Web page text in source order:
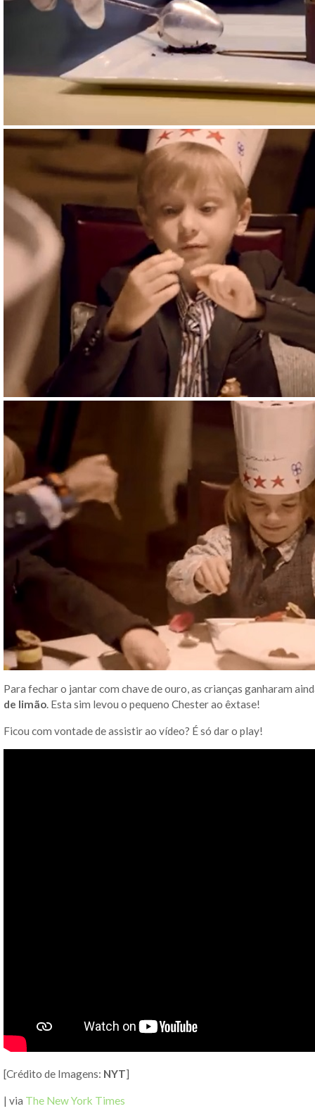
Para fechar o jantar com chave de ouro, as crianças ganharam
de limão. Esta sim levou o pequeno Chester ao êxtase!
Ficou com vontade de assistir ao vídeo? É só dar o play!
[Crédito de Imagens: NYT]
| via The New York Times